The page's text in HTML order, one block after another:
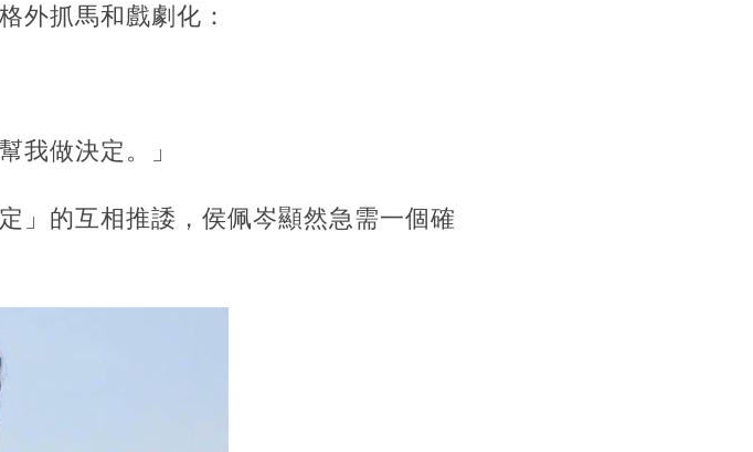
外抓馬和戲劇化：
我做決定。」
」的互相推諉，侯佩岑顯然急需一個確